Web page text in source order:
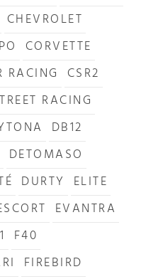
CHEVROLET
CORVETTE
RACING CSR2
RACING
DB12
DETOMASO
DURTY ELITE
EVANTRA
F40
FIREBIRD